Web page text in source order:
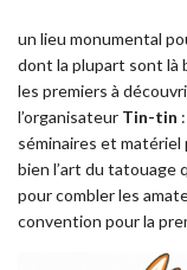
un lieu monumental
dont la plupart sont là
les premiers à
l’organisateur Tin-tin
séminaires et matériel
bien l’art du tatouage
pour combler les
convention pour la